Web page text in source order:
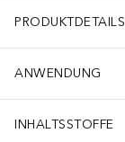
PRODUKTDETAILS
ANWENDUNG
INHALTSSTOFFE